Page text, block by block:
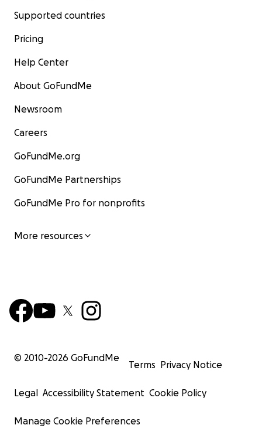
Supported countries
Pricing
Help Center
About GoFundMe
Newsroom
Careers
GoFundMe.org
GoFundMe Partnerships
GoFundMe Pro for nonprofits
More resources
© 2010-2026 GoFundMe
Terms Privacy Notice
Legal Accessibility Statement Cookie Policy
Manage Cookie Preferences